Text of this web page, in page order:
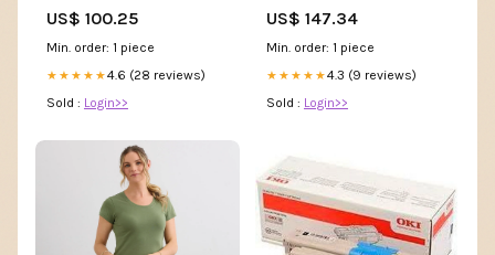
Lf440 G 40 A Weiß 90 Stück
508
US$ 100.25
Min. order: 1 piece
★★★★★4.6 (28 reviews)
Sold : Login>>
Rückkontaktzellen Profi Cook
US$ 147.34
Min. order: 1 piece
★★★★★4.3 (9 reviews)
Sold : Login>>